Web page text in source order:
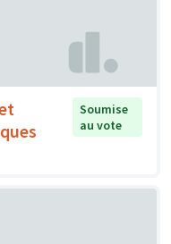
Soumise
au vote